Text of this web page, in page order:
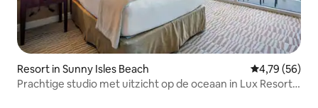
Resort in Sunny Isles Beach Gemiddelde
4,79 (56)
Prachtige studio met uitzicht op de oceaan in Lux Resort -